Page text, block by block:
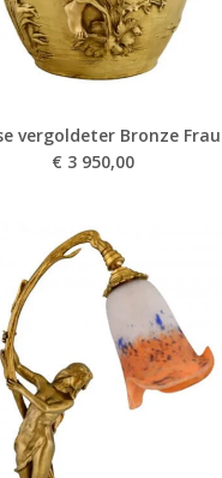
vergoldeter Bronze
€ 3 950,00